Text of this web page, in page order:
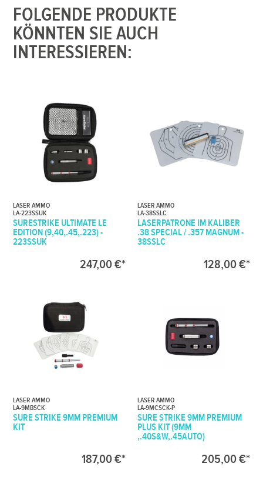
FOLGENDE PRODUKTE
KÖNNTEN SIE AUCH
INTERESSIEREN:
LASER AMMO
LA-223SSUK
SURESTRIKE ULTIMATE LE
EDITION (9,40,.45,.223) -
223SSUK
247,00 €*
LASER AMMO
LA-38SSLC
LASERPATRONE IM KALIBER
.38 SPECIAL / .357 MAGNUM -
38SSLC
128,00 €*
LASER AMMO
LA-9MBSCK
SURE STRIKE 9MM PREMIUM
KIT
187,00 €*
LASER AMMO
LA-9MCSCK-P
SURE STRIKE 9MM PREMIUM
PLUS KIT (9MM
,.40S&W,.45AUTO)
205,00 €*